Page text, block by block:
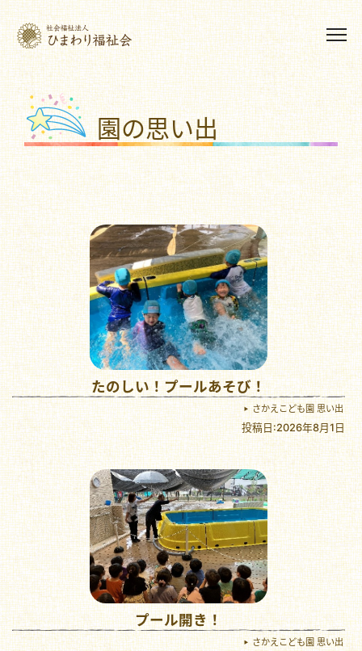
園の思い出
たのしい！プールあそび！
さかえこども園 思い出
投稿日:2026年8月1日
プール開き！
さかえこども園 思い出